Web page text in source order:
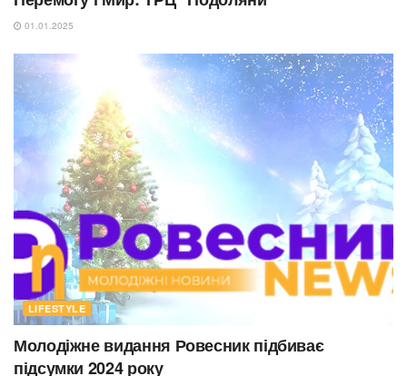
01.01.2025
LIFESTYLE
Молодіжне видання Ровесник підбиває
підсумки 2024 року